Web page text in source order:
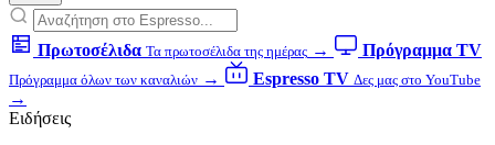
Πρωτοσέλιδα Τα πρωτοσέλιδα της ημέρας → Πρόγραμμα TV
Πρόγραμμα όλων των καναλιών → Espresso TV Δες μας στο YouTube
→
Ειδήσεις